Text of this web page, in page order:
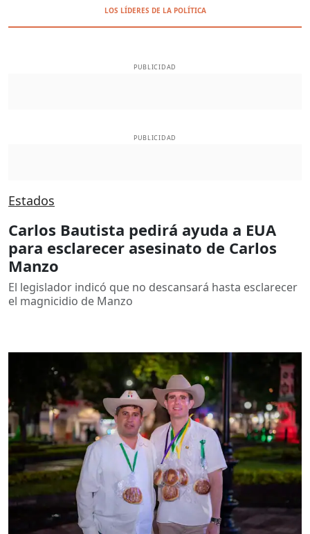
LOS LÍDERES DE LA POLÍTICA
PUBLICIDAD
PUBLICIDAD
Estados
Carlos Bautista pedirá ayuda a EUA
para esclarecer asesinato de Carlos
Manzo
El legislador indicó que no descansará hasta esclarecer
el magnicidio de Manzo